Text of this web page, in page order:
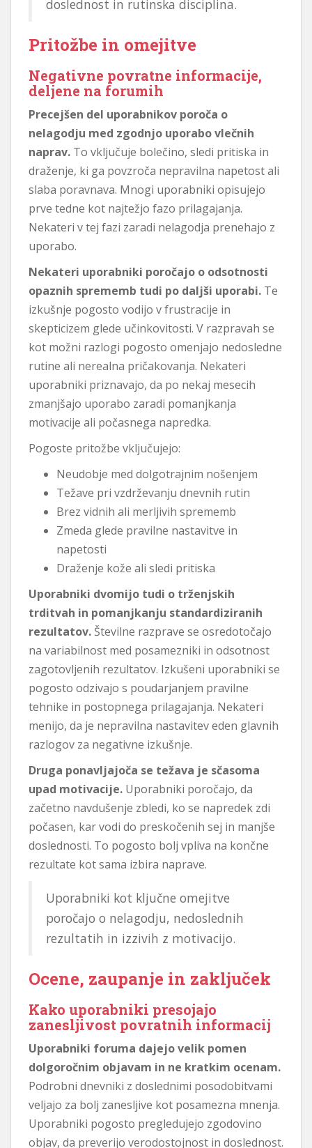
doslednost in rutinska disciplina.
Pritožbe in omejitve
Negativne povratne informacije,
deljene na forumih
Precejšen del uporabnikov poroča o
nelagodju med zgodnjo uporabo vlečnih
naprav. To vključuje bolečino, sledi pritiska in
draženje, ki ga povzroča nepravilna napetost ali
slaba poravnava. Mnogi uporabniki opisujejo
prve tedne kot najtežjo fazo prilagajanja.
Nekateri v tej fazi zaradi nelagodja prenehajo z
uporabo.
Nekateri uporabniki poročajo o odsotnosti
opaznih sprememb tudi po daljši uporabi. Te
izkušnje pogosto vodijo v frustracije in
skepticizem glede učinkovitosti. V razpravah se
kot možni razlogi pogosto omenjajo nedosledne
rutine ali nerealna pričakovanja. Nekateri
uporabniki priznavajo, da po nekaj mesecih
zmanjšajo uporabo zaradi pomanjkanja
motivacije ali počasnega napredka.
Pogoste pritožbe vključujejo:
Neudobje med dolgotrajnim nošenjem
Težave pri vzdrževanju dnevnih rutin
Brez vidnih ali merljivih sprememb
Zmeda glede pravilne nastavitve in
napetosti
Draženje kože ali sledi pritiska
Uporabniki dvomijo tudi o trženjskih
trditvah in pomanjkanju standardiziranih
rezultatov. Številne razprave se osredotočajo
na variabilnost med posamezniki in odsotnost
zagotovljenih rezultatov. Izkušeni uporabniki se
pogosto odzivajo s poudarjanjem pravilne
tehnike in postopnega prilagajanja. Nekateri
menijo, da je nepravilna nastavitev eden glavnih
razlogov za negativne izkušnje.
Druga ponavljajoča se težava je sčasoma
upad motivacije. Uporabniki poročajo, da
začetno navdušenje zbledi, ko se napredek zdi
počasen, kar vodi do preskočenih sej in manjše
doslednosti. To pogosto bolj vpliva na končne
rezultate kot sama izbira naprave.
Uporabniki kot ključne omejitve
poročajo o nelagodju, nedoslednih
rezultatih in izzivih z motivacijo.
Ocene, zaupanje in zaključek
Kako uporabniki presojajo
zanesljivost povratnih informacij
Uporabniki foruma dajejo velik pomen
dolgoročnim objavam in ne kratkim ocenam.
Podrobni dnevniki z doslednimi posodobitvami
veljajo za bolj zanesljive kot posamezna mnenja.
Uporabniki pogosto pregledujejo zgodovino
objav, da preverijo verodostojnost in doslednost.